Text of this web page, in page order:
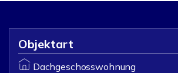
Objektart
Dachgeschosswohnung